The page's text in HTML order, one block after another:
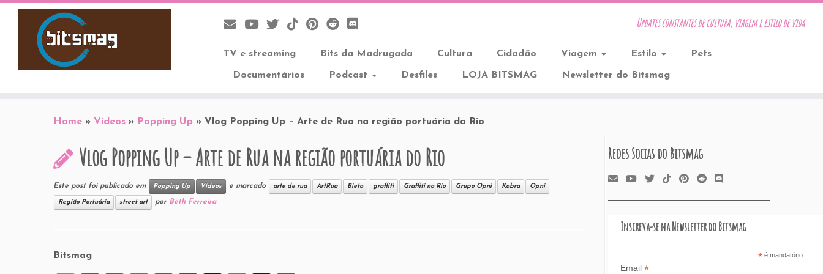
Updates constantes de cultura, viagem e estilo de vida
TV e streaming Bits da Madrugada Cultura Cidadão Viagem Estilo Pets
Documentários Podcast Desfiles LOJA BITSMAG Newsletter do Bitsmag
Home » Vídeos » Popping Up » Vlog Popping Up – Arte de Rua na região portuária do Rio
Vlog Popping Up – Arte de Rua na região portuária do Rio
Este post foi publicado em Popping Up Vídeos e marcado arte de rua ArtRua Bieto graffiti Graffiti no Rio Grupo Opni Kobra Opni
Região Portuária street art por Beth Ferreira
Bitsmag
Redes Socias do Bitsmag
Inscreva-se na Newsletter do Bitsmag
*é mandatório
Email *